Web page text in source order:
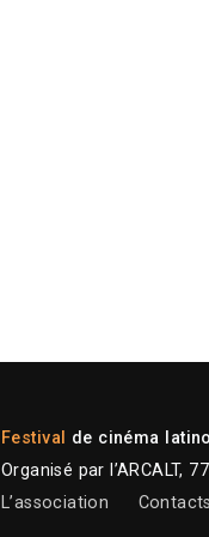
Festival de cinéma
Organisé par l’ARCALT,
L’association
Contacts